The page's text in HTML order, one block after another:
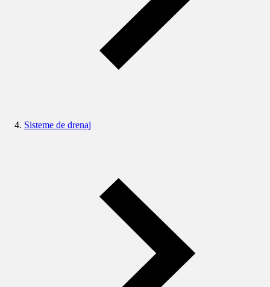
Sisteme de drenaj